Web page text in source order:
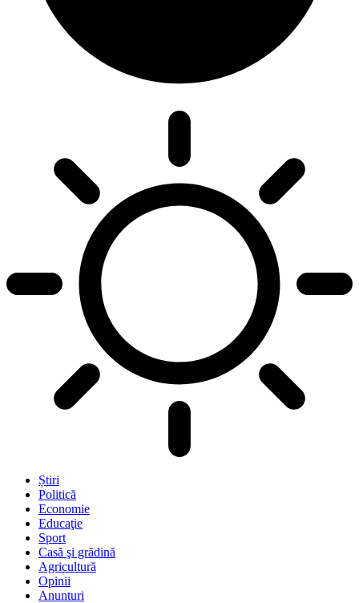
Știri
Politică
Economie
Educaţie
Sport
Casă şi grădină
Agricultură
Opinii
Anunturi